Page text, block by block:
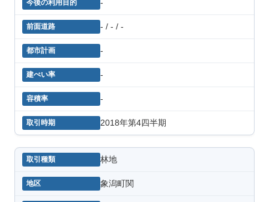
-
- / - / -
-
-
-
2018年第4四半期
林地
象潟町関